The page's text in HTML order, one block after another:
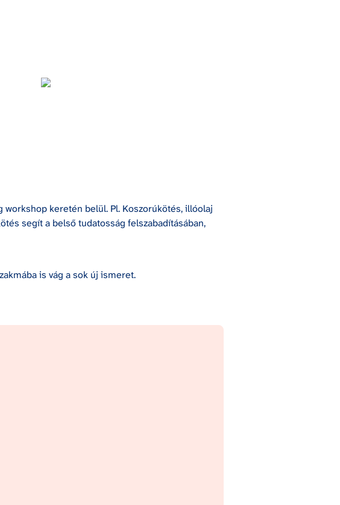
keretén belül. Pl. Koszorúkötés, illóolaj
segít a belső tudatosság felszabadításában,
is vág a sok új ismeret.